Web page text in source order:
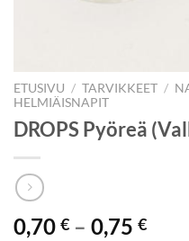
ETUSIVU / TARVIKKEET /
HELMIÄISNAPIT
DROPS Pyöreä
0,70 € – 0,75 €